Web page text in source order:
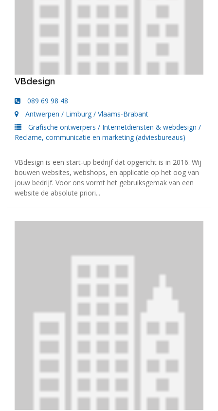
VBdesign
089 69 98 48
Antwerpen / Limburg / Vlaams-Brabant
Grafische ontwerpers / Internetdiensten & webdesign /
Reclame, communicatie en marketing (adviesbureaus)
VBdesign is een start-up bedrijf dat opgericht is in 2016. Wij
bouwen websites, webshops, en applicatie op het oog van
jouw bedrijf. Voor ons vormt het gebruiksgemak van een
website de absolute priori...